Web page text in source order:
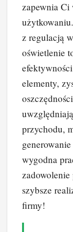
zapewnia
z regulacją
oświetlenie
elementy,
przychodu,
wygodna
szybsze
firmy!